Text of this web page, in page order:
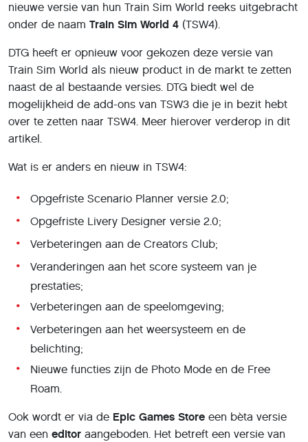
nieuwe versie van hun Train Sim World reeks uitgebracht
onder de naam Train Sim World 4 (TSW4).
DTG heeft er opnieuw voor gekozen deze versie van
Train Sim World als nieuw product in de markt te zetten
naast de al bestaande versies. DTG biedt wel de
mogelijkheid de add-ons van TSW3 die je in bezit hebt
over te zetten naar TSW4. Meer hierover verderop in dit
artikel.
Wat is er anders en nieuw in TSW4:
Opgefriste Scenario Planner versie 2.0;
Opgefriste Livery Designer versie 2.0;
Verbeteringen aan de Creators Club;
Veranderingen aan het score systeem van je
prestaties;
Verbeteringen aan de speelomgeving;
Verbeteringen aan het weersysteem en de
belichting;
Nieuwe functies zijn de Photo Mode en de Free
Roam.
Ook wordt er via de Epic Games Store een bèta versie
van een editor aangeboden. Het betreft een versie van